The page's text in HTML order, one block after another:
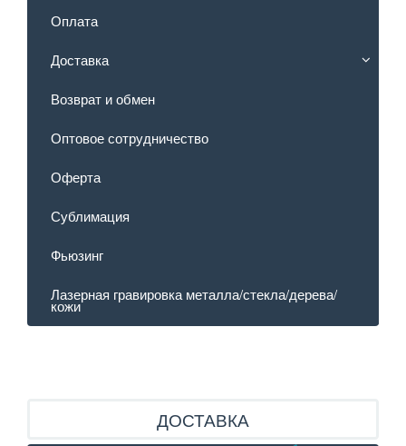
Оплата
Доставка
Возврат и обмен
Оптовое сотрудничество
Оферта
Сублимация
Фьюзинг
Лазерная гравировка металла/стекла/дерева/
кожи
ДОСТАВКА